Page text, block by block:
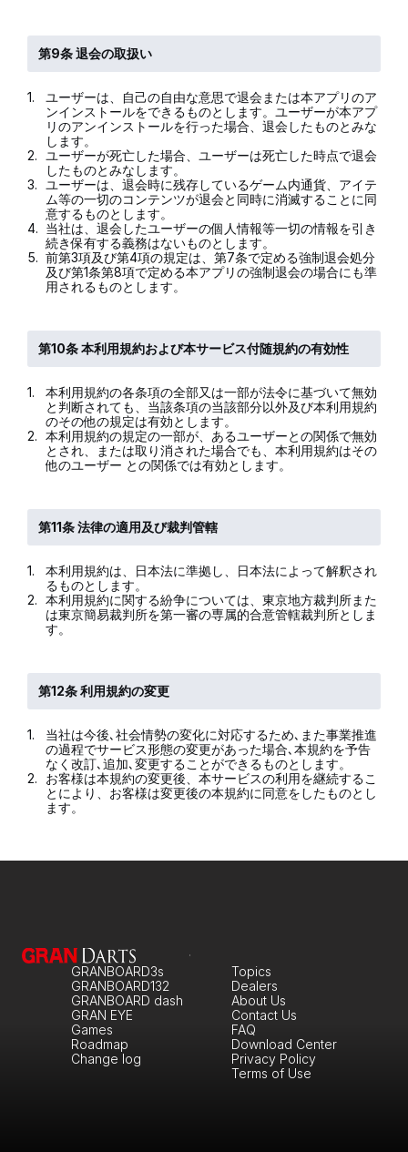
第9条 退会の取扱い
1.
ユーザーは、自己の自由な意思で退会または本アプリのア
ンインストールをできるものとします。ユーザーが本アプ
リのアンインストールを行った場合、退会したものとみな
します。
2.
ユーザーが死亡した場合、ユーザーは死亡した時点で退会
したものとみなします。
3.
ユーザーは、退会時に残存しているゲーム内通貨、アイテ
ム等の一切のコンテンツが退会と同時に消滅することに同
意するものとします。
4. 当社は、退会したユーザーの個人情報等一切の情報を引き
続き保有する義務はないものとします。
5. 前第3項及び第4項の規定は、第7条で定める強制退会処分
及び第1条第8項で定める本アプリの強制退会の場合にも準
用されるものとします。
第10条 本利用規約および本サービス付随規約の有効性
1.
本利用規約の各条項の全部又は一部が法令に基づいて無効
と判断されても、当該条項の当該部分以外及び本利用規約
のその他の規定は有効とします。
2.
本利用規約の規定の一部が、あるユーザーとの関係で無効
とされ、または取り消された場合でも、本利用規約はその
他のユーザー との関係では有効とします。
第11条 法律の適用及び裁判管轄
1.
本利用規約は、日本法に準拠し、日本法によって解釈され
るものとします。
2.
本利用規約に関する紛争については、東京地方裁判所また
は東京簡易裁判所を第一審の専属的合意管轄裁判所としま
す。
第12条 利用規約の変更
1.
当社は今後､社会情勢の変化に対応するため､また事業推進
の過程でサービス形態の変更があった場合､本規約を予告
なく改訂､追加､変更することができるものとします。
2.
お客様は本規約の変更後、本サービスの利用を継続するこ
とにより、お客様は変更後の本規約に同意をしたものとし
ます。
GRANBOARD3s
GRANBOARD132
GRANBOARD dash
GRAN EYE
Games
Roadmap
Change log
About Us
Topics
Dealers
Contact Us
FAQ
Download Center
Privacy Policy
Terms of Use